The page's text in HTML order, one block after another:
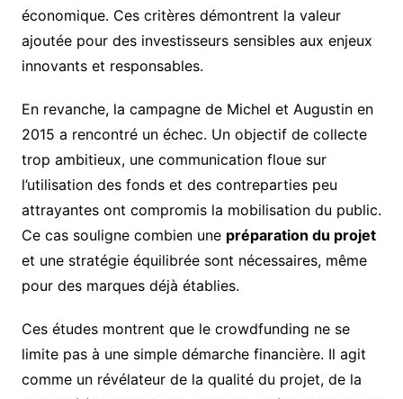
économique. Ces critères démontrent la valeur
ajoutée pour des investisseurs sensibles aux enjeux
innovants et responsables.
En revanche, la campagne de Michel et Augustin en
2015 a rencontré un échec. Un objectif de collecte
trop ambitieux, une communication floue sur
l’utilisation des fonds et des contreparties peu
attrayantes ont compromis la mobilisation du public.
Ce cas souligne combien une préparation du projet
et une stratégie équilibrée sont nécessaires, même
pour des marques déjà établies.
Ces études montrent que le crowdfunding ne se
limite pas à une simple démarche financière. Il agit
comme un révélateur de la qualité du projet, de la